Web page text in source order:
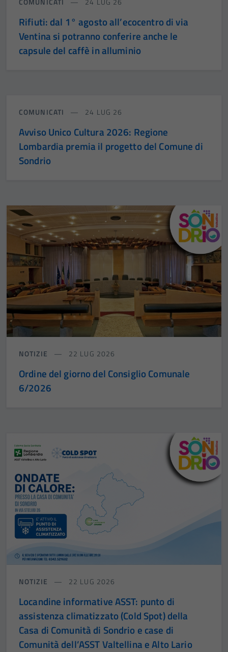
Rifiuti: dal 1° agosto all’ecocentro di via
Ventina si potranno conferire anche le
capsule del caffè in alluminio
COMUNICATI 24 LUG 26
Avviso Unico Cultura 2026: Regione
Lombardia premia il progetto del Comune di
Sondrio
NOTIZIE 22 LUG 2026
Ordine del giorno del Consiglio Comunale
6/2026
NOTIZIE 22 LUG 2026
Locandine informative ASST: punto di
assistenza climatizzato (Cold Spot) della
Casa di Comunità di Sondrio e case di
Comunità dell’ASST Valtellina e Alto Lario